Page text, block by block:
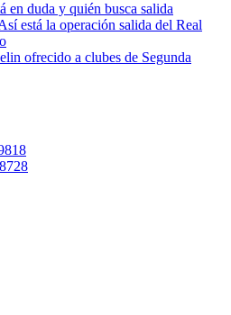
en duda y quién busca salida
está la operación salida del Real
ofrecido a clubes de Segunda
8728